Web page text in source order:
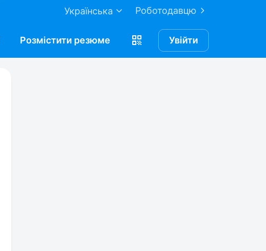
Роботодавцю
Українська
Розмістити резюме Увійти